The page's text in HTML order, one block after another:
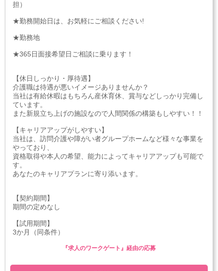
担）
★勤務開始日は、お気軽にご相談ください!
★勤務地
★365日面接希望日ご相談に乗ります！
【休日しっかり・厚待遇】
介護職は待遇が悪いイメージありませんか？
当社は有給休暇はもちろん産休育休、賞与などしっかり完備し
ています。
また新規立ち上げの施設なので人間関係の構築もしやすい！！
【キャリアアップがしやすい】
当社は、訪問介護や障がい者グループホームなど様々な事業を
やっており、
資格取得や本人の希望、能力によってキャリアアップも可能で
す。
あなたのキャリアプランに寄り添います。
【契約期間】
期間の定めなし
【試用期間】
3か月（同条件）
『求人のワークゲート』経由の応募